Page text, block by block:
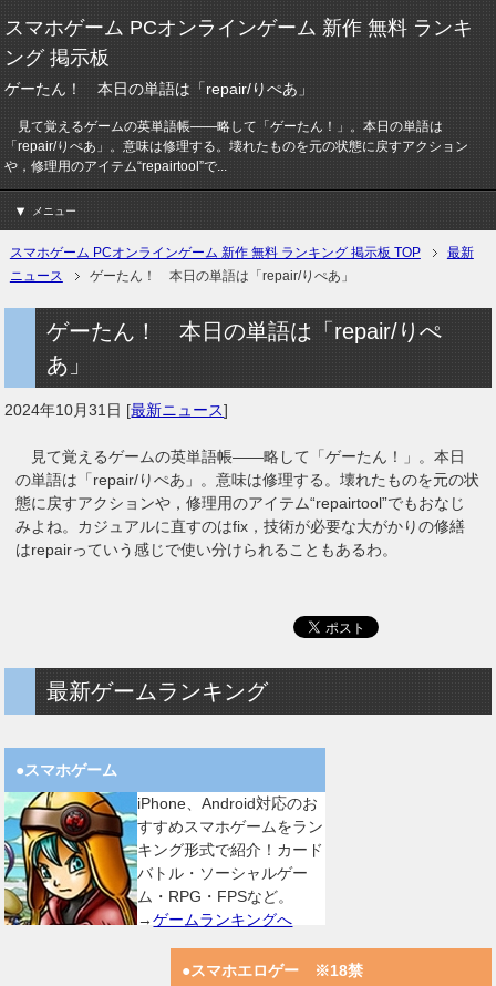
スマホゲーム PCオンラインゲーム 新作 無料 ランキ
ング 掲示板
ゲーたん！ 本日の単語は「repair/りぺあ」
見て覚えるゲームの英単語帳――略して「ゲーたん！」。本日の単語は
「repair/りぺあ」。意味は修理する。壊れたものを元の状態に戻すアクション
や，修理用のアイテム“repairtool”で...
メニュー
スマホゲーム PCオンラインゲーム 新作 無料 ランキング 掲示板 TOP
最新
ニュース
ゲーたん！ 本日の単語は「repair/りぺあ」
ゲーたん！ 本日の単語は「repair/りぺ
あ」
2024年10月31日 [最新ニュース]
見て覚えるゲームの英単語帳――略して「ゲーたん！」。本日
の単語は「repair/りぺあ」。意味は修理する。壊れたものを元の状
態に戻すアクションや，修理用のアイテム“repairtool”でもおなじ
みよね。カジュアルに直すのはfix，技術が必要な大がかりの修繕
はrepairっていう感じで使い分けられることもあるわ。
最新ゲームランキング
●スマホゲーム
iPhone、Android対応のお
すすめスマホゲームをラン
キング形式で紹介！カード
バトル・ソーシャルゲー
ム・RPG・FPSなど。
→ゲームランキングへ
●スマホエロゲー ※18禁